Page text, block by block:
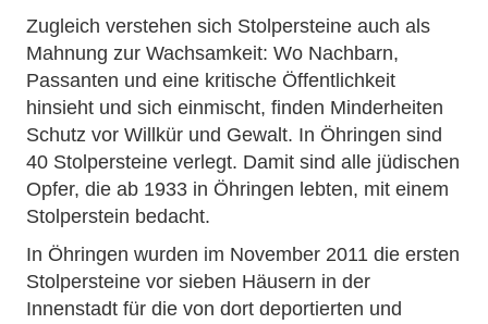
Zugleich verstehen sich Stolpersteine auch als
Mahnung zur Wachsamkeit: Wo Nachbarn,
Passanten und eine kritische Öffentlichkeit
hinsieht und sich einmischt, finden Minderheiten
Schutz vor Willkür und Gewalt. In Öhringen sind
40 Stolpersteine verlegt. Damit sind alle jüdischen
Opfer, die ab 1933 in Öhringen lebten, mit einem
Stolperstein bedacht.
In Öhringen wurden im November 2011 die ersten
Stolpersteine vor sieben Häusern in der
Innenstadt für die von dort deportierten und